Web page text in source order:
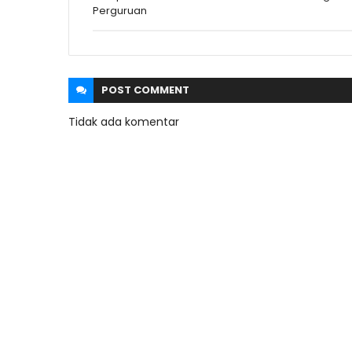
Perguruan
POST COMMENT
Tidak ada komentar